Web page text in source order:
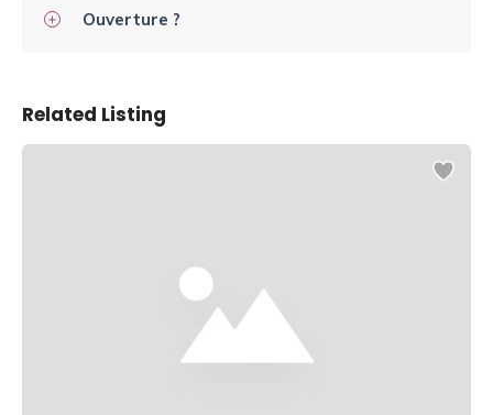
Ouverture ?
Related Listing